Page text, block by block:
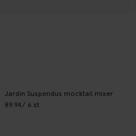
Jardin Suspendus mocktail mixer
89.94 / 6 st.